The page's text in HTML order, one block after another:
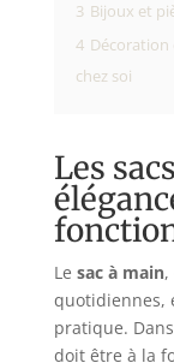
3 Bijoux et
4 Décoration
chez soi
Les
Le sac à main,
quotidiennes,
pratique.
doit être à la